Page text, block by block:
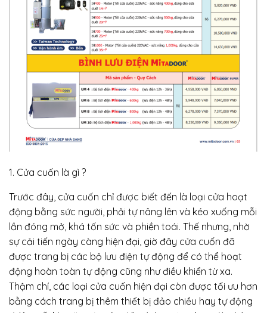
1. Cửa cuốn là gì ?
Trước đây, cửa cuốn chỉ được biết đến là loại cửa hoạt
động bằng sức người, phải tự nâng lên và kéo xuống mỗi
lần đóng mở, khá tốn sức và phiền toái. Thế nhưng, nhờ
sự cải tiến ngày càng hiện đại, giờ đây cửa cuốn đã
được trang bị các bộ lưu điện tự động để có thể hoạt
động hoàn toàn tự động cũng như điều khiển từ xa.
Thậm chí, các loại cửa cuốn hiện đại còn được tối ưu hơn
bằng cách trang bị thêm thiết bị đảo chiều hay tự động